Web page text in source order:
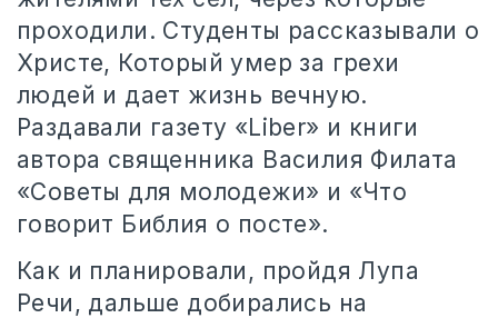
проходили. Студенты рассказывали о
Христе, Который умер за грехи
людей и дает жизнь вечную.
Раздавали газету «Liber» и книги
автора священника Василия Филата
«Советы для молодежи» и «Что
говорит Библия о посте».
Как и планировали, пройдя Лупа
Речи, дальше добирались на